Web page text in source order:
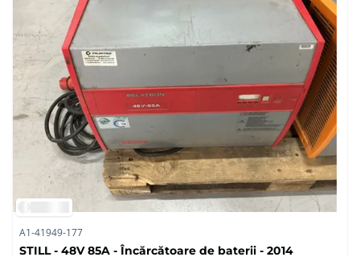
A1-41949-177
STILL - 48V 85A - Încărcătoare de baterii - 2014